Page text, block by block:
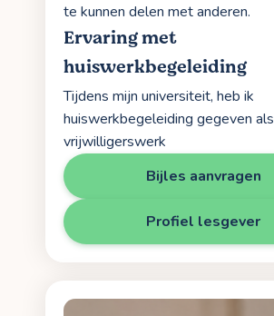
te kunnen delen met anderen.
Ervaring met
huiswerkbegeleiding
Tijdens mijn universiteit, heb ik
huiswerkbegeleiding gegeven als
vrijwilligerswerk
Bijles aanvragen
Profiel lesgever